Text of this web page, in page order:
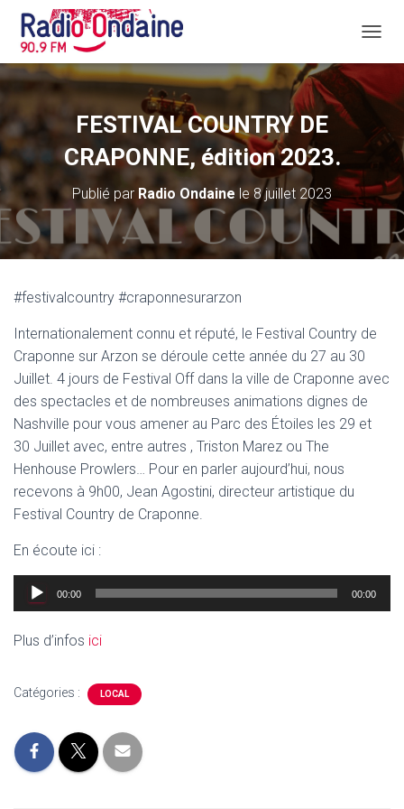
É
L
E
A
N
O
FESTIVAL COUNTRY DE
CRAPONNE, édition 2023.
Publié par Radio Ondaine le8 juillet 2023
#festivalcountry #craponnesurarzon
Internationalement connu et réputé, le Festival Country de
Craponne sur Arzon se déroule cette année du 27 au 30
Juillet. 4 jours de Festival Off dans la ville de Craponne avec
des spectacles et de nombreuses animations dignes de
Nashville pour vous amener au Parc des Étoiles les 29 et
30 Juillet avec, entre autres , Triston Marez ou The
Henhouse Prowlers… Pour en parler aujourd’hui, nous
recevons à 9h00, Jean Agostini, directeur artistique du
Festival Country de Craponne.
En écoute ici :
Lecteur
audio
00:00 00:00
Plus d’infos ici
Catégories : LOCAL